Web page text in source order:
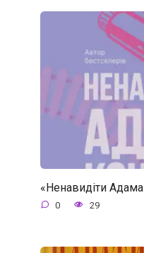
«Ненавидіти
0 29